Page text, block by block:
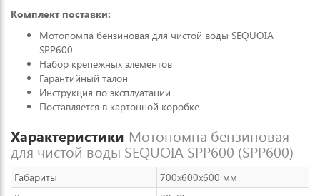
Комплект поставки:
Мотопомпа бензиновая для чистой воды SEQUOIA
SPP600
Набор крепежных элементов
Гарантийный талон
Инструкция по эксплуатации
Поставляется в картонной коробке
Характеристики Мотопомпа бензиновая
для чистой воды SEQUOIA SPP600 (SPP600)
Габариты
700х600х600 мм